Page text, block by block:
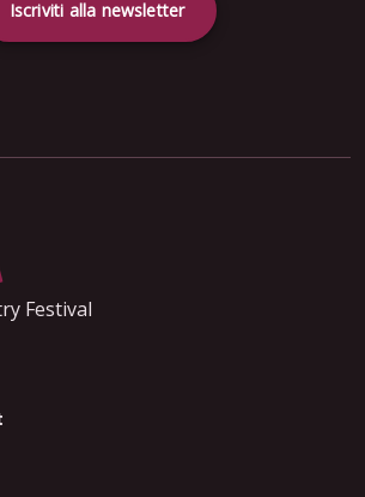
Iscriviti alla newsletter
Festival